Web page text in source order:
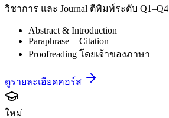
วิชาการ และ Journal ตีพิมพ์ระดับ Q1–Q4
Abstract & Introduction
Paraphrase + Citation
Proofreading โดยเจ้าของภาษา
ดูรายละเอียดคอร์ส
ใหม่